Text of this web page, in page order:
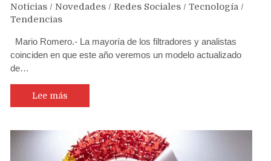
Noticias / Novedades / Redes Sociales / Tecnología /
Tendencias
Mario Romero.- La mayoría de los filtradores y analistas
coinciden en que este año veremos un modelo actualizado
de…
Lee más